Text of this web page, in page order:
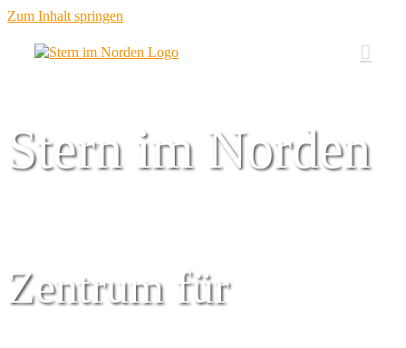
Zum Inhalt springen
Stern im Norden
Zentrum für